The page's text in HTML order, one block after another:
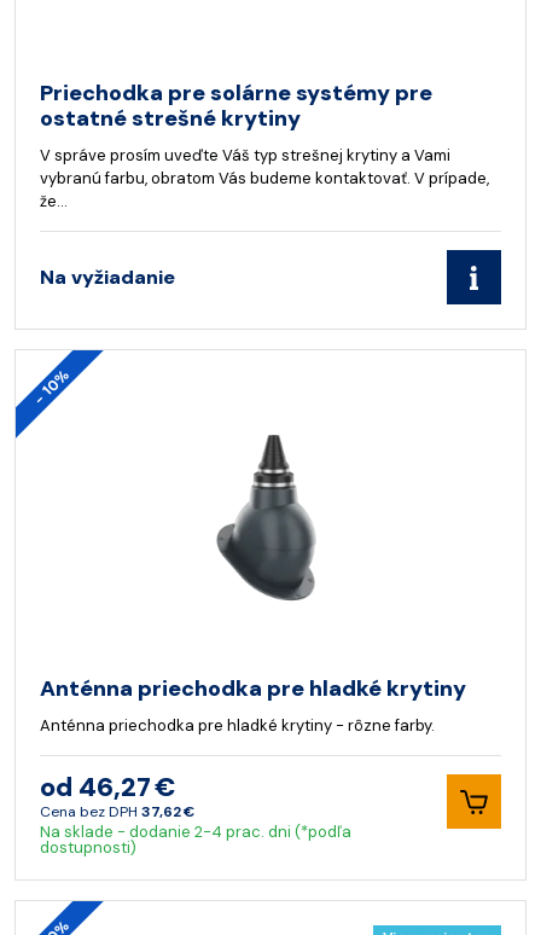
Priechodka pre solárne systémy pre
ostatné strešné krytiny
V správe prosím uveďte Váš typ strešnej krytiny a Vami
vybranú farbu, obratom Vás budeme kontaktovať. V prípade,
že…
Na vyžiadanie
- 10%
Anténna priechodka pre hladké krytiny
Anténna priechodka pre hladké krytiny - rôzne farby.
od 46,27 €
Cena bez DPH 37,62 €
Na sklade - dodanie 2-4 prac. dni (*podľa
dostupnosti)